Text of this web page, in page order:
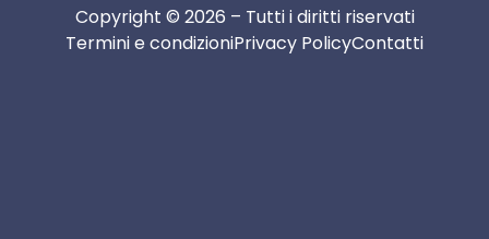
Copyright © 2026 – Tutti i diritti riservati
Termini e condizioniPrivacy PolicyContatti